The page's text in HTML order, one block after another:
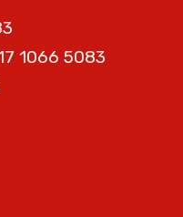
1066 5083